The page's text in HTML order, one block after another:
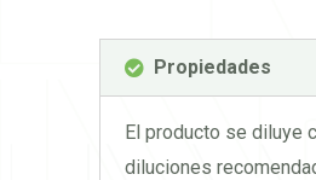
Propiedades
El producto se diluye
diluciones